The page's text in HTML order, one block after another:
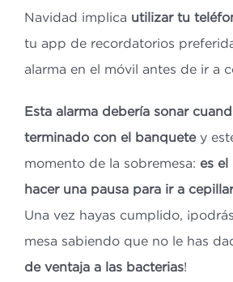
Navidad implica utilizar tu
tu app de recordatorios
alarma en el móvil antes de ir a
Esta alarma debería sonar
terminado con el banquetey
momento de la sobremesa: es
hacer una pausa para ir a
Una vez hayas cumplido,
mesa sabiendo que no le has
de ventaja a las bacterias!